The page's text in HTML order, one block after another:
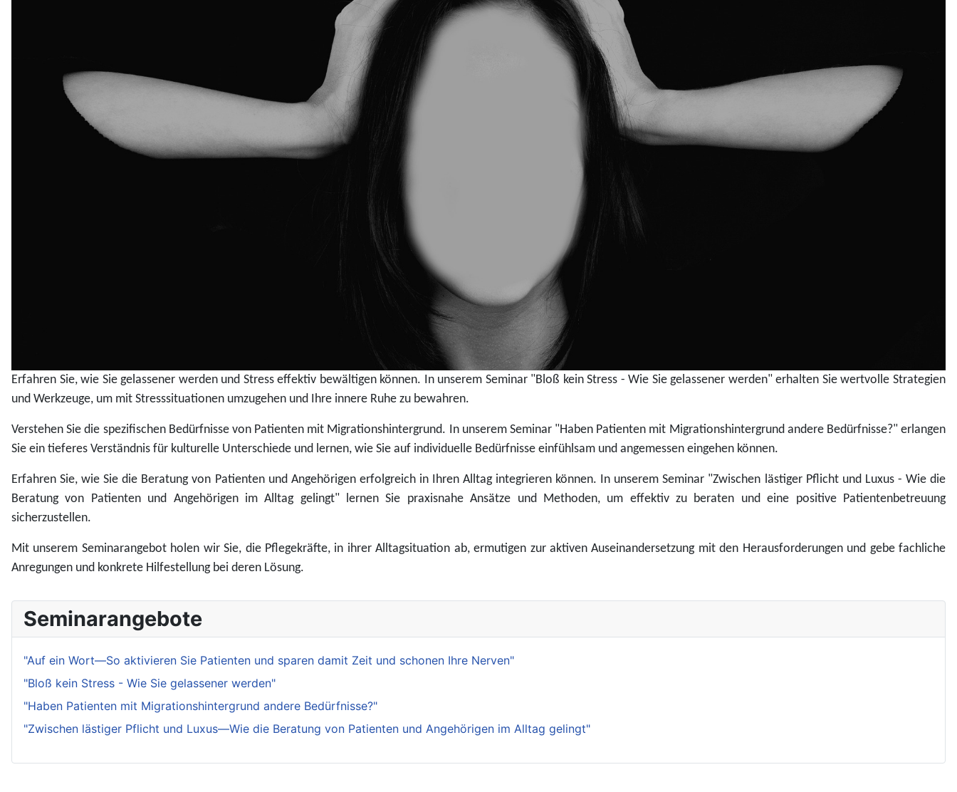
Erfahren Sie, wie Sie gelassener werden und Stress effektiv bewältigen können. In unserem Seminar "Bloß kein Stress - Wie Sie gelassener werden" erhalten Sie wertvolle Strategien
und Werkzeuge, um mit Stresssituationen umzugehen und Ihre innere Ruhe zu bewahren.
Verstehen Sie die spezifischen Bedürfnisse von Patienten mit Migrationshintergrund. In unserem Seminar "Haben Patienten mit Migrationshintergrund andere Bedürfnisse?" erlangen
Sie ein tieferes Verständnis für kulturelle Unterschiede und lernen, wie Sie auf individuelle Bedürfnisse einfühlsam und angemessen eingehen können.
Erfahren Sie, wie Sie die Beratung von Patienten und Angehörigen erfolgreich in Ihren Alltag integrieren können. In unserem Seminar "Zwischen lästiger Pflicht und Luxus - Wie die
Beratung von Patienten und Angehörigen im Alltag gelingt" lernen Sie praxisnahe Ansätze und Methoden, um effektiv zu beraten und eine positive Patientenbetreuung
sicherzustellen.
Mit unserem Seminarangebot holen wir Sie, die Pflegekräfte, in ihrer Alltagsituation ab, ermutigen zur aktiven Auseinandersetzung mit den Herausforderungen und gebe fachliche
Anregungen und konkrete Hilfestellung bei deren Lösung.
Seminarangebote
"Auf ein Wort—So aktivieren Sie Patienten und sparen damit Zeit und schonen Ihre Nerven"
"Bloß kein Stress - Wie Sie gelassener werden"
"Haben Patienten mit Migrationshintergrund andere Bedürfnisse?"
"Zwischen lästiger Pflicht und Luxus—Wie die Beratung von Patienten und Angehörigen im Alltag gelingt"